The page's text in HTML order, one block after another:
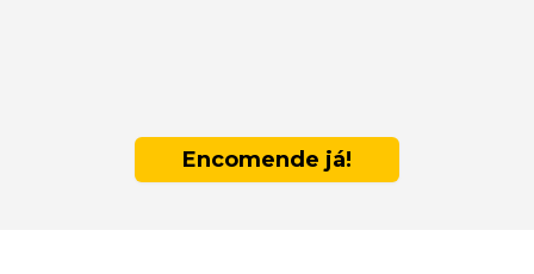
Encomende já!